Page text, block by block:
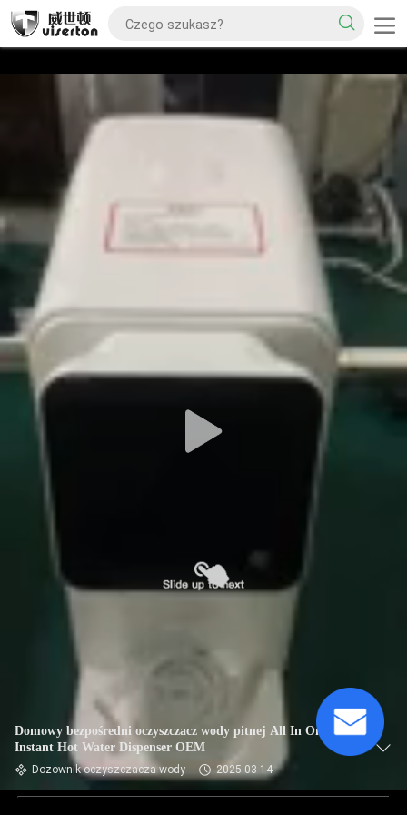
Domowy bezpośredni oczyszczacz wody pitnej All In One
Instant Hot Water Dispenser OEM
Dozownik oczyszczacza wody 2025-03-14